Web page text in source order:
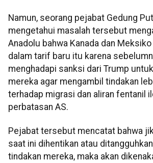
Namun, seorang pejabat Gedung
mengetahui masalah tersebut
Anadolu bahwa Kanada dan
dalam tarif baru itu karena
menghadapi sanksi dari Trump
mereka agar mengambil tindakan
terhadap migrasi dan aliran fentanil
perbatasan AS.
Pejabat tersebut mencatat bahwa
saat ini dihentikan atau
tindakan mereka, maka akan